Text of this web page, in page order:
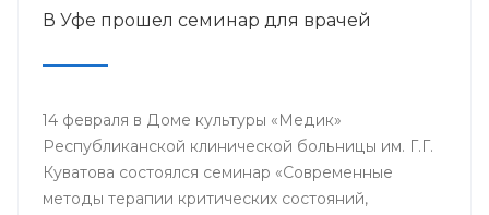
В Уфе прошел семинар для врачей
14 февраля в Доме культуры «Медик»
Республиканской клинической больницы им. Г.Г.
Куватова состоялся семинар «Современные
методы терапии критических состояний,